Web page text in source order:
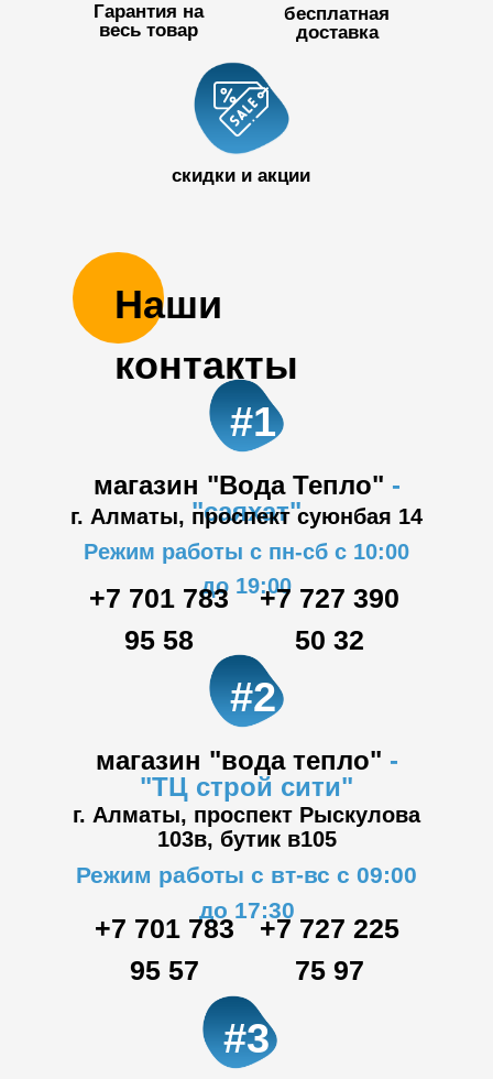
Гарантия на
весь товар
бесплатная
доставка
скидки и акции
Наши
контакты
магазин "Вода Тепло" -
"саяхат"
#1
г. Алматы, проспект суюнбая 14
магазин "вода тепло" -
"ТЦ строй сити"
г. Алматы, проспект Рыскулова
103в, бутик в105
Режим работы с пн-сб с 10:00
до 19:00
Режим работы с вт-вс с 09:00
до 17:30
#3
+7 701 783
95 58
+7 727 390
50 32
+7 701 783
95 57
+7 727 225
75 97
#2
+7 727 390
50 32